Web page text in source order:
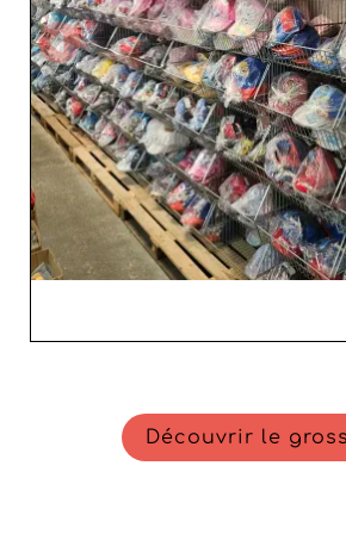
Découvrir le